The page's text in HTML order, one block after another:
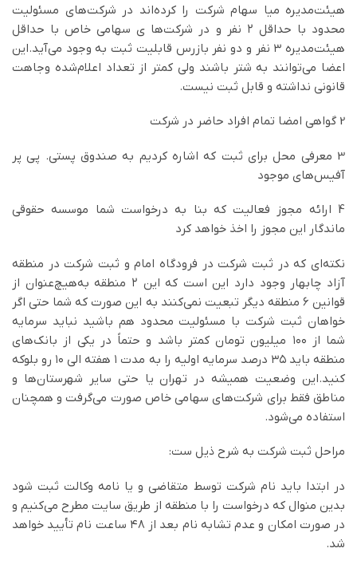
هیئت‌مدیره میا سهام شرکت را کرده‌اند در شرکت‌های مسئولیت
محدود با حداقل ۲ نفر و در شرکت‌ها ی سهامی خاص با حداقل
هیئت‌مدیره ۳ نفر و دو نفر بازرس قابلیت ثبت به وجود می‌آید.این
اعضا می‌توانند به شتر باشند ولی کمتر از تعداد اعلام‌شده وجاهت
قانونی نداشته و قابل ثبت نیست.
2 گواهی امضا تمام افراد حاضر در شرکت
3 معرفی محل برای ثبت که اشاره کردیم به صندوق پستی. پی پر
آفیس‌های موجود
4 ارائه مجوز فعالیت که بنا به درخواست شما موسسه حقوقی
ماندگار این مجوز را اخذ خواهد کرد
نکته‌ای که در ثبت شرکت در فرودگاه امام و ثبت شرکت در منطقه
آزاد چابهار وجود دارد این است که این ۲ منطقه به‌هیچ‌عنوان از
قوانین ۶ منطقه دیگر تبعیت نمی‌کنند به این صورت که شما حتی اگر
خواهان ثبت شرکت با مسئولیت محدود هم باشید نباید سرمایه
شما از ۱۰۰ میلیون تومان کمتر باشد و حتماً در یکی از بانک‌های
منطقه باید ۳۵ درصد سرمایه اولیه را به مدت ۱ هفته الی ۱۰ رو بلوکه
کنید.این وضعیت همیشه در تهران یا حتی سایر شهرستان‌ها و
مناطق فقط برای شرکت‌های سهامی خاص صورت می‌گرفت و همچنان
استفاده می‌شود.
مراحل ثبت شرکت به شرح ذیل ست:
در ابتدا باید نام شرکت توسط متقاضی و یا نامه وکالت ثبت شود
بدین منوال که درخواست را با منطقه از طریق سایت مطرح می‌کنیم و
در صورت امکان و عدم تشابه نام بعد از ۴۸ ساعت نام تأیید خواهد
شد.